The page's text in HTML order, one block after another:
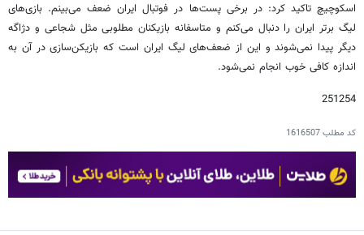
اسکوچیچ تاکید کرد: در برخی پست‌ها در فوتبال ایران ضعف می‌بینم. بازی‌های
لیگ برتر ایران را دنبال می‌کنم و متاسفانه بازیکنان مطلوبی مثل شجاعی و دژاگه
دیگر پیدا نمی‌شوند و این از ضعف‌های لیگ ایران است که بازیکن‌سازی در آن به
اندازه کافی خوب انجام نمی‌شود.
251254
کد مطلب1616507